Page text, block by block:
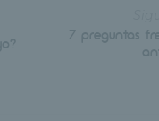
7 preguntas